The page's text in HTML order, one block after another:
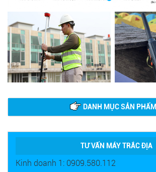
DANH MỤC SẢN PHẨM
TƯ VẤN MÁY TRẮC ĐỊA
Kinh doanh 1: 0909.580.112